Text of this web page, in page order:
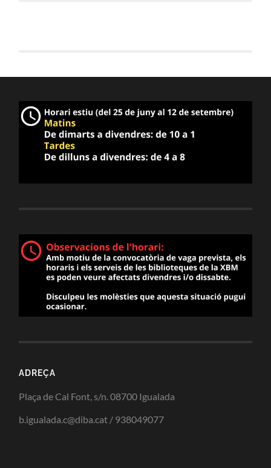
ADREÇA
Plaça de Cal Font, s/n. 08700 Igualada
b.igualada.c@diba.cat / 938049077